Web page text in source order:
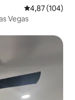
Gemiddelde
4,87 (104)
Vegas